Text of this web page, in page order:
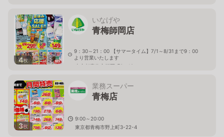
4枚
いなげや
青梅師岡店
9：30～21：00 【サマータイム】7/1～8/31まで9：00
より営業いたします
東京都青梅市師岡町3－18
3枚
業務スーパー
青梅店
9:00～20:00
東京都青梅市野上町3-22-4